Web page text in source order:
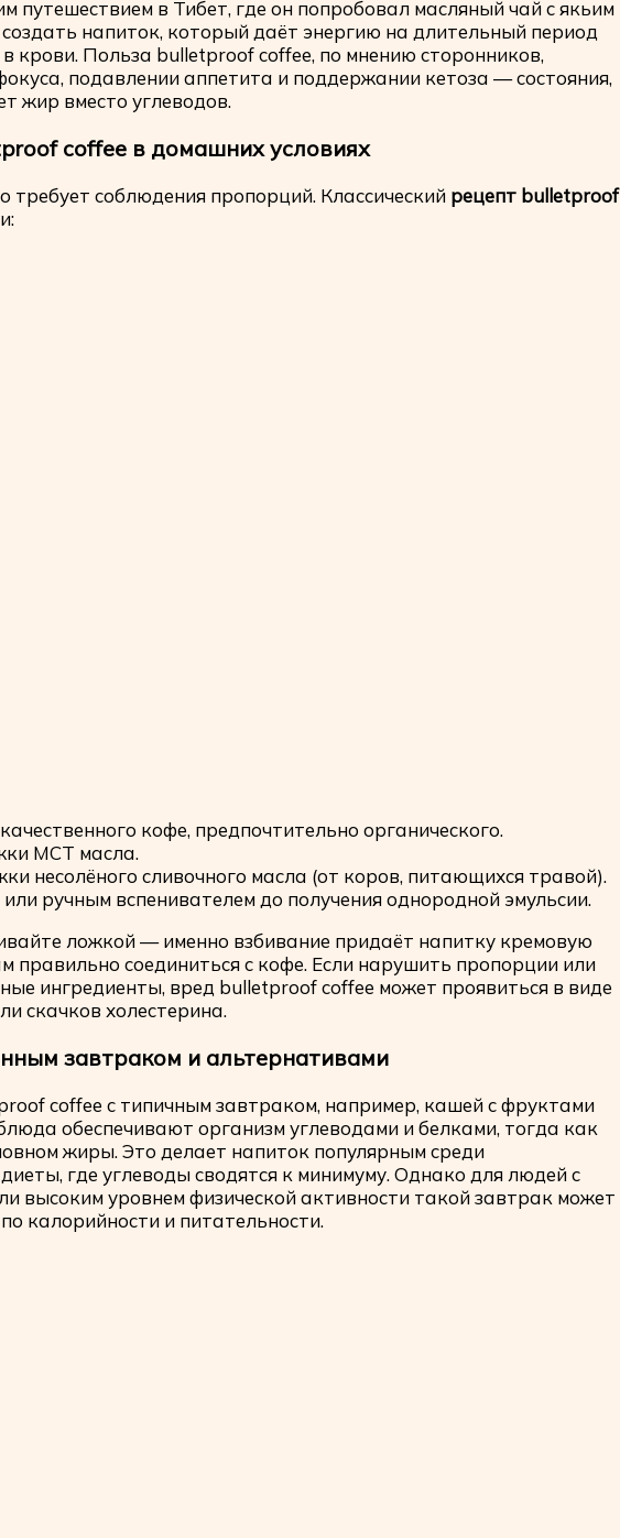
путешествием в Тибет, где он попробовал масляный чай с якьим
напиток, который даёт энергию на длительный период
в крови. Польза bulletproof coffee, по мнению сторонников,
подавлении аппетита и поддержании кетоза — состояния,
жир вместо углеводов.
coffee в домашних условиях
требует соблюдения пропорций. Классический рецепт bulletproof
кофе, предпочтительно органического.
MCT масла.
несолёного сливочного масла (от коров, питающихся травой).
ручным вспенивателем до получения однородной эмульсии.
ложкой — именно взбивание придаёт напитку кремовую
правильно соединиться с кофе. Если нарушить пропорции или
ингредиенты, вред bulletproof coffee может проявиться в виде
скачков холестерина.
завтраком и альтернативами
coffee с типичным завтраком, например, кашей с фруктами
обеспечивают организм углеводами и белками, тогда как
жиры. Это делает напиток популярным среди
где углеводы сводятся к минимуму. Однако для людей с
высоким уровнем физической активности такой завтрак может
калорийности и питательности.